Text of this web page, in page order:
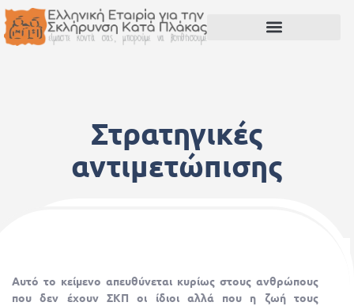
Στρατηγικές
αντιμετώπισης
Αυτό το κείμενο απευθύνεται κυρίως στους ανθρώπους
που δεν έχουν ΣΚΠ οι ίδιοι αλλά που η ζωή τους